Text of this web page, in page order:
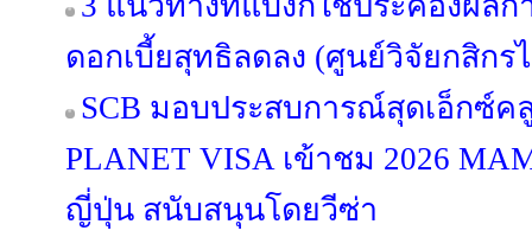
ดอกเบี้ยสุทธิลดลง (ศูนย์วิจัยกสิกร
SCB มอบประสบการณ์สุดเอ็กซ์ค
PLANET VISA เข้าชม 2026
ญี่ปุ่น สนับสนุนโดยวีซ่า